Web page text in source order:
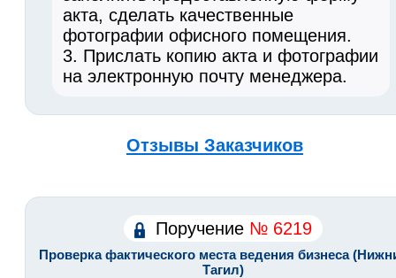
акта, сделать качественные
фотографии офисного помещения.
3. Прислать копию акта и фотографии
на электронную почту менеджера.
Отзывы Заказчиков
Поручение № 6219
Проверка фактического места ведения бизнеса
Тагил)